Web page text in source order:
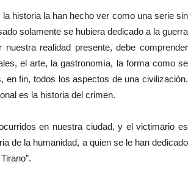
historia la han hecho ver como una serie sin
solamente se hubiera dedicado a la guerra
realidad presente, debe comprender
el arte, la gastronomía, la forma como se
fin, todos los aspectos de una civilización.
es la historia del crimen.
en nuestra ciudad, y el victimario es
de la humanidad, a quien se le han dedicado